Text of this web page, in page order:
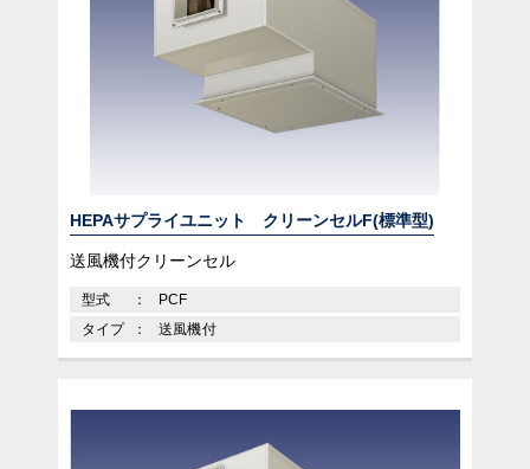
HEPAサプライユニット クリーンセルF(標準型)
送風機付クリーンセル
型式
PCF
タイプ
送風機付